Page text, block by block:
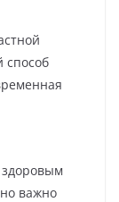
важно